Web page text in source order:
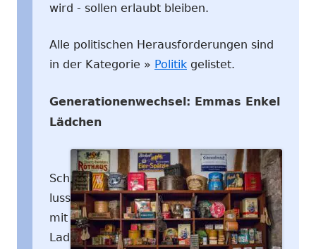
wird - sollen erlaubt bleiben.
Alle politischen Herausforderungen sind
in der Kategorie » Politik gelistet.
Generationenwechsel: Emmas Enkel
Lädchen
Sch
luss
mit
Lad